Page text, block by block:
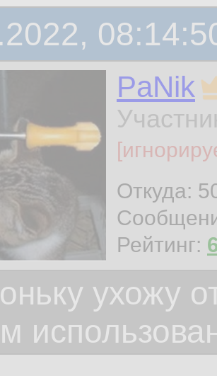
PaNik
Откуда:
Рейтинг:
ухожу